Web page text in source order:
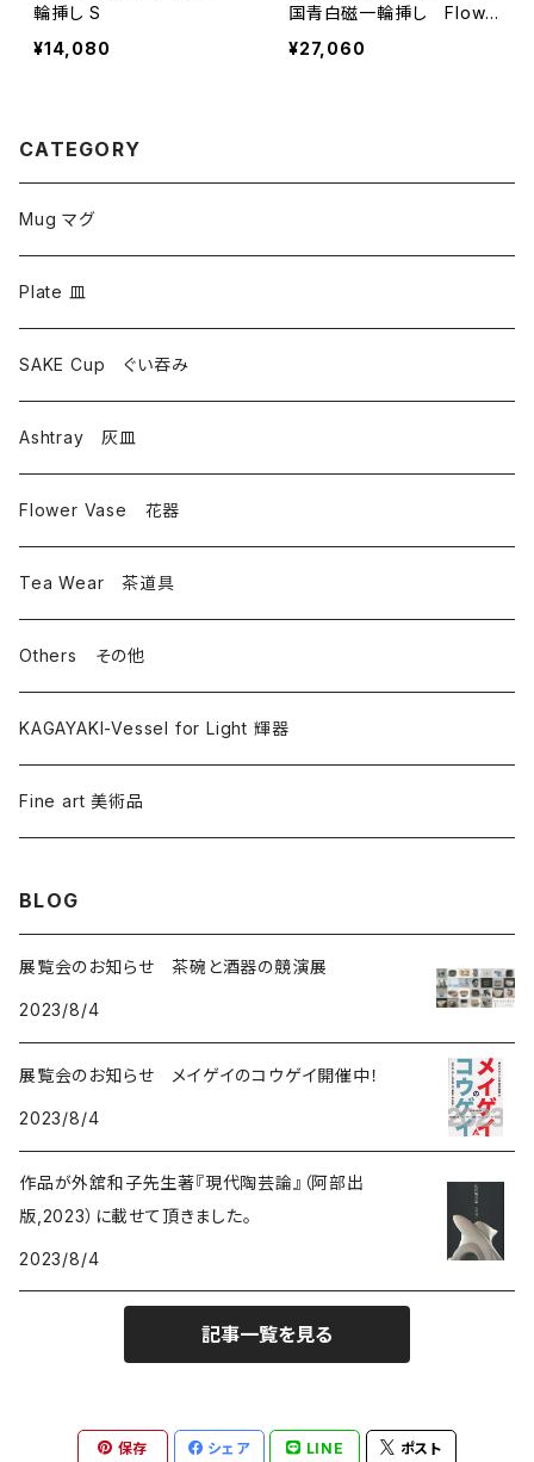
輪挿し S
¥14,080
国青白磁一輪挿し Flowe
r Vase 桐箱付
¥27,060
CATEGORY
Mug マグ
Plate 皿
SAKE Cup ぐい吞み
Ashtray 灰皿
Flower Vase 花器
Tea Wear 茶道具
Others その他
KAGAYAKI-Vessel for Light 輝器
Fine art 美術品
BLOG
展覧会のお知らせ 茶碗と酒器の競演展
2023/8/4
展覧会のお知らせ メイゲイのコウゲイ開催中！
2023/8/4
作品が外舘和子先生著『現代陶芸論』（阿部出
版,2023）に載せて頂きました。
2023/8/4
記事一覧を見る
保存 シェア LINE ポスト